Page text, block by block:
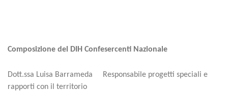
Composizione del DIH Confesercenti Nazionale
Dott.ssa Luisa Barrameda Responsabile progetti speciali e
rapporti con il territorio